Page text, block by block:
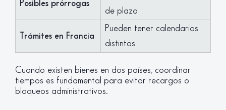
Posibles prórrogas
de plazo
Trámites en Francia
Pueden tener calendarios
distintos
Cuando existen bienes en dos países, coordinar
tiempos es fundamental para evitar recargos o
bloqueos administrativos.